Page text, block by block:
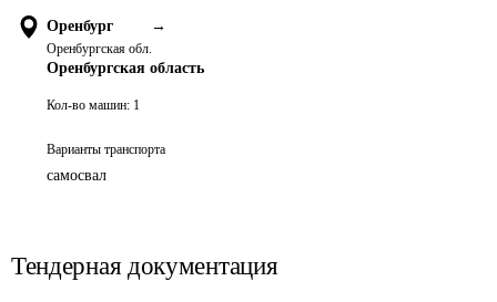
Оренбург →
Оренбургская обл.
Оренбургская область
Кол-во машин: 1
Варианты транспорта
самосвал
Тендерная документация